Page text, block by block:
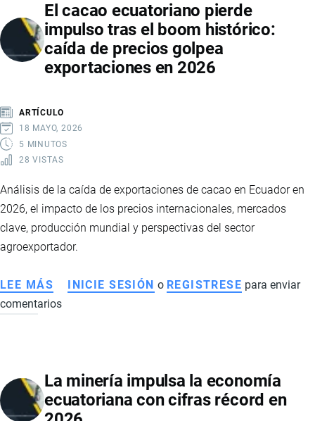
DE
ECUADOR
CRECE
CON
2025
Y
CONSOLIDA
El cacao ecuatoriano pierde
impulso tras el boom histórico:
caída de precios golpea
exportaciones en 2026
ARTÍCULO
18 MAYO, 2026
5 MINUTOS
28 VISTAS
Análisis de la caída de exportaciones de cacao en Ecuador en
2026, el impacto de los precios internacionales, mercados
clave, producción mundial y perspectivas del sector
agroexportador.
LEE MÁS SOBRE
EL
IMPULSO
TRAS
EL
INICIE SESIÓN o REGISTRESE para enviar
comentarios
La minería impulsa la economía
ecuatoriana con cifras récord en